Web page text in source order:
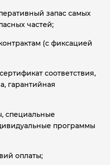
запас самых
частей;
(с фиксацией
соответствия,
гарантийная
специальные
программы
оплаты;